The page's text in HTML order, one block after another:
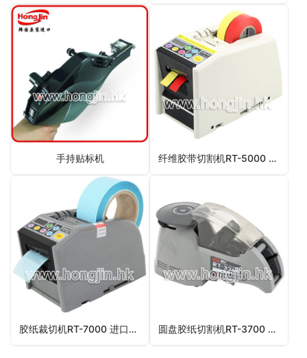
手持贴标机 纤维胶带切割机RT-5000 鸿锦纤维胶带切割机
胶纸裁切机RT-7000 进口胶纸裁切机 圆盘胶纸切割机RT-3700 自动圆盘胶纸机